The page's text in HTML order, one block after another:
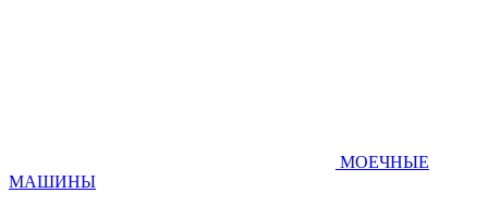
МОЕЧНЫЕ
МАШИНЫ